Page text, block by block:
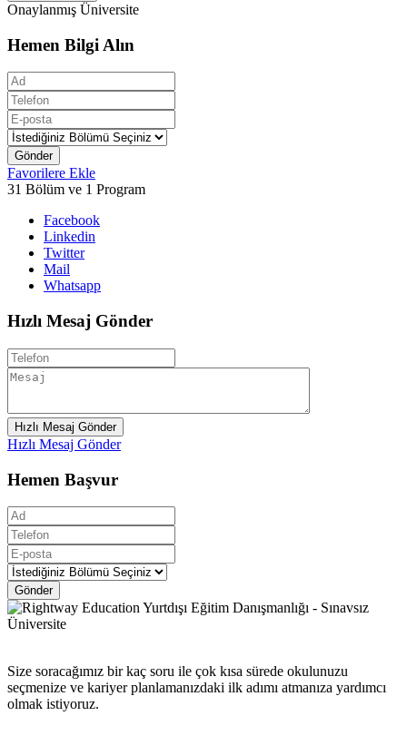
Onaylanmış Üniversite
Hemen Bilgi Alın
Gönder
Favorilere Ekle
31 Bölüm ve 1 Program
Facebook
Linkedin
Twitter
Mail
Whatsapp
Hızlı Mesaj Gönder
Hızlı Mesaj Gönder
Hızlı Mesaj Gönder
Hemen Başvur
Gönder
Size soracağımız bir kaç soru ile çok kısa sürede okulunuzu
seçmenize ve kariyer planlamanızdaki ilk adımı atmanıza yardımcı
olmak istiyoruz.